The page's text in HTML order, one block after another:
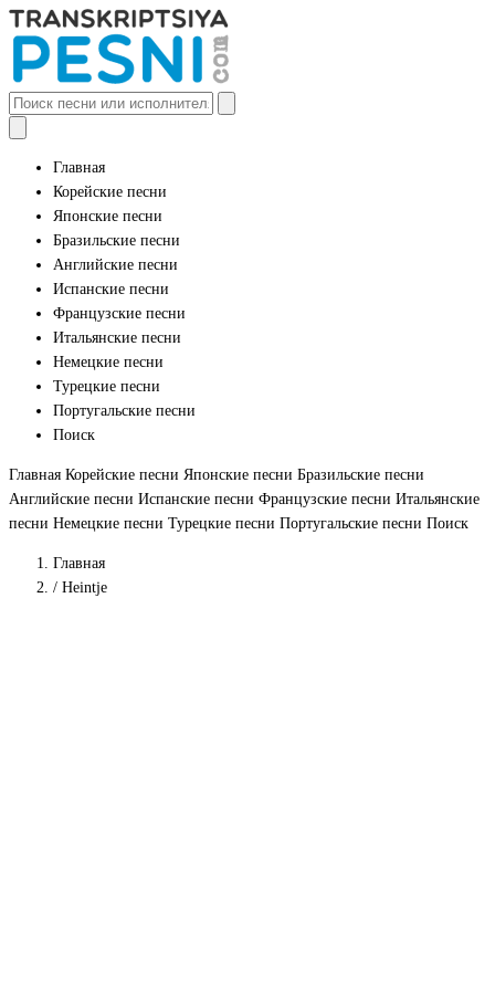
Главная
Корейские песни
Японские песни
Бразильские песни
Английские песни
Испанские песни
Французские песни
Итальянские песни
Немецкие песни
Турецкие песни
Португальские песни
Поиск
Главная Корейские песни Японские песни Бразильские песни
Английские песни Испанские песни Французские песни Итальянские
песни Немецкие песни Турецкие песни Португальские песни Поиск
Главная
/ Heintje